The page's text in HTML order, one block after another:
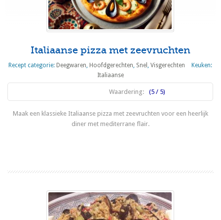
Italiaanse pizza met zeevruchten
Recept categorie: Deegwaren, Hoofdgerechten, Snel,Visgerechten
Keuken:
Italiaanse
Waardering: (5 / 5)
Maak een klassieke Italiaanse pizza met zeevruchten voor een heerlijk
diner met mediterrane flair.